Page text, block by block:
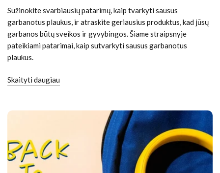
Sužinokite svarbiausių patarimų, kaip tvarkyti sausus
garbanotus plaukus, ir atraskite geriausius produktus, kad jūsų
garbanos būtų sveikos ir gyvybingos. Šiame straipsnyje
pateikiami patarimai, kaip sutvarkyti sausus garbanotus
plaukus.
Skaityti daugiau